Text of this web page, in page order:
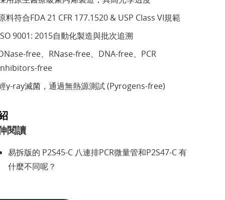
料符合FDA 21 CFR 177.1520 & USP Class VI規範
9001: 2015自動化製造與批次追溯
free、RNase-free、DNA-free、PCR
free
γ-ray滅菌，通過無熱源測試 (Pyrogens-free)
閱讀
易拆版的 P2S45-C 八連排PCR微量管和P2S47-C 有
什麼不同呢？